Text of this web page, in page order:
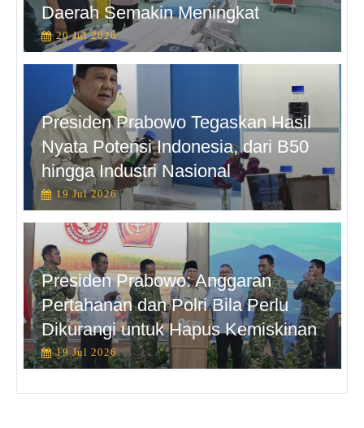
Daerah Semakin Meningkat
20 Jul 2026
Presiden Prabowo Tegaskan Hasil
Nyata Potensi Indonesia, dari B50
hingga Industri Nasional
19 Jul 2026
Presiden Prabowo: Anggaran
Pertahanan dan Polri Bila Perlu
Dikurangi untuk Hapus Kemiskinan
19 Jul 2026